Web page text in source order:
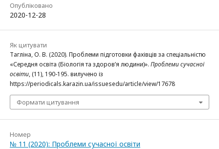
Опубліковано
2020-12-28
Як цитувати
Тагліна, О. В. (2020). Проблеми підготовки фахівців за спеціальністю
«Середня освіта (Біологія та здоровʼя людини)». Проблеми сучасної
освіти, (11), 190-195. вилучено із
https://periodicals.karazin.ua/issuesedu/article/view/17678
Формати цитування
Номер
№ 11 (2020): Проблеми сучасної освіти